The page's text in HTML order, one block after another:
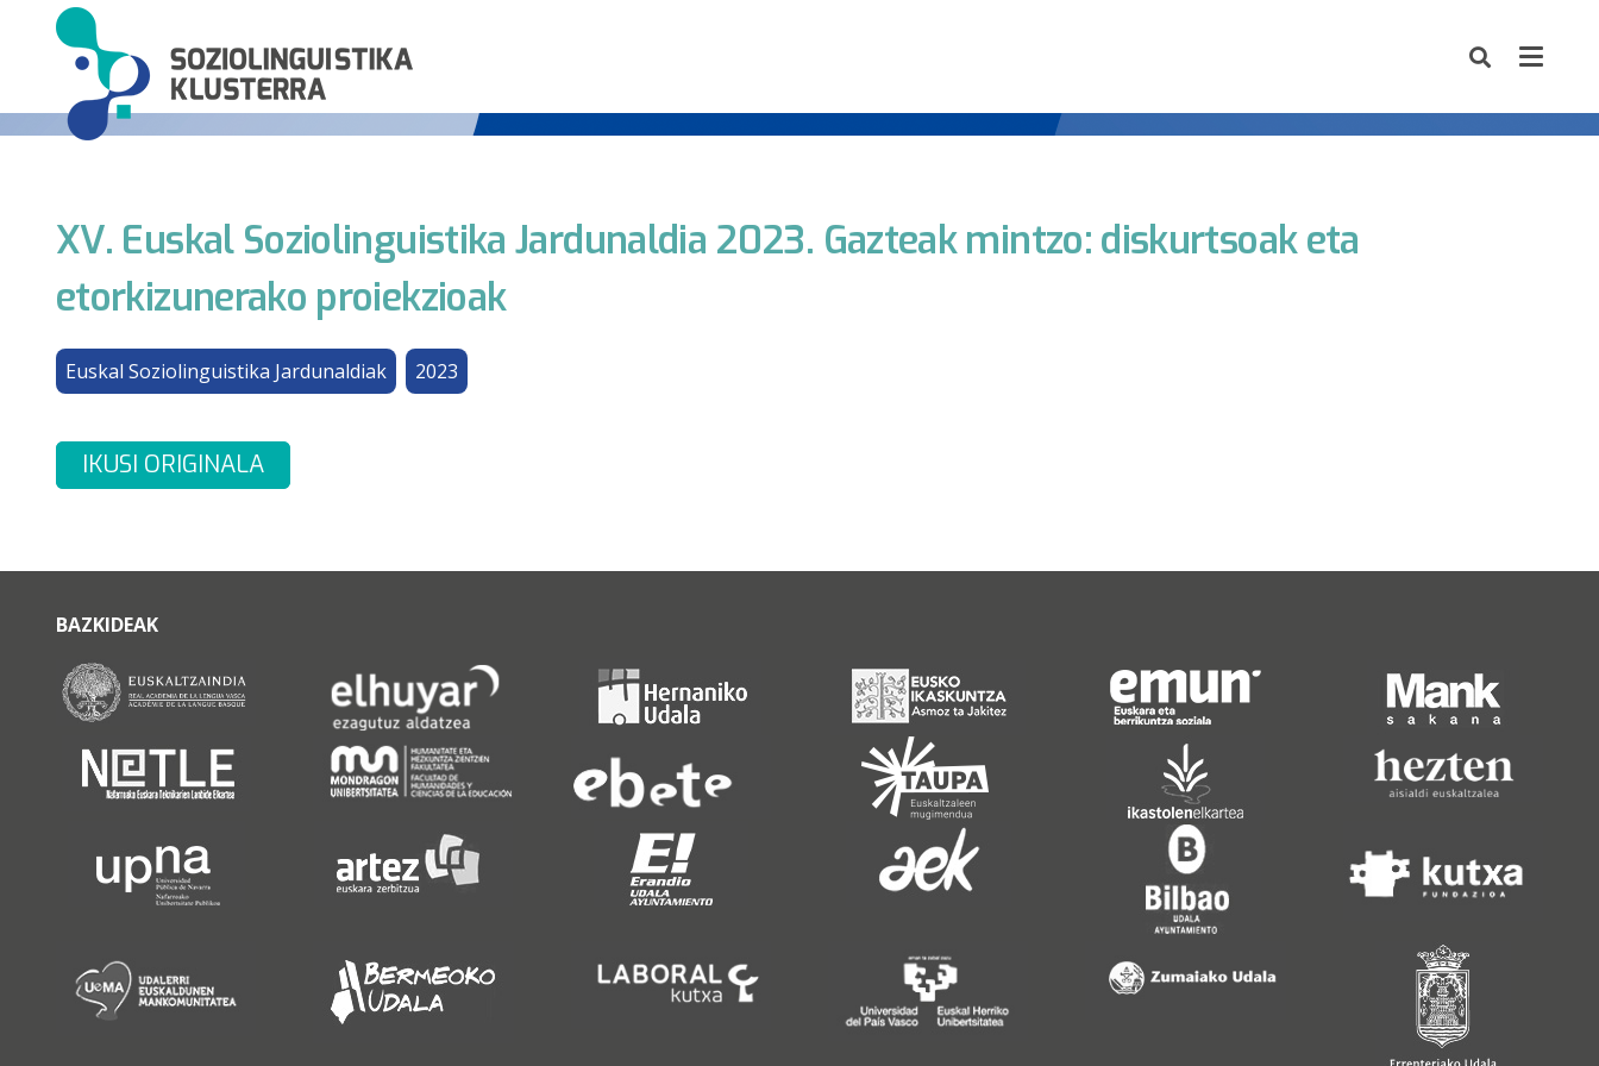
XV. Euskal Soziolinguistika Jardunaldia 2023. Gazteak mintzo: diskurtsoak eta
etorkizunerako proiekzioak
Euskal Soziolinguistika Jardunaldiak 2023
IKUSI ORIGINALA
BAZKIDEAK